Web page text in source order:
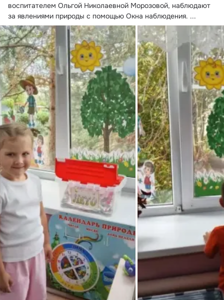
воспитателем Ольгой Николаевной Морозовой, наблюдают
за явлениями природы с помощью Окна наблюдения. ...